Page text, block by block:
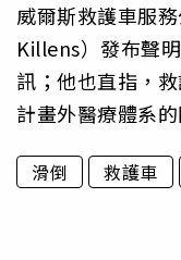
威爾斯救護車服
Killens）發布聲
訊；他也直指，
計畫外醫療體系
滑倒 救護車